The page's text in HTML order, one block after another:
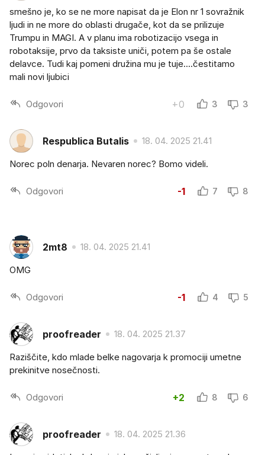
smešno je, ko se ne more napisat da je Elon nr 1 sovražnik
ljudi in ne more do oblasti drugače, kot da se prilizuje
Trumpu in MAGI. A v planu ima robotizacijo vsega in
robotaksije, prvo da taksiste uniči, potem pa še ostale
delavce. Tudi kaj pomeni družina mu je tuje....čestitamo
mali novi ljubici
Odgovori +0 3 3
Respublica Butalis 18. 04. 2025 21.41
Norec poln denarja. Nevaren norec? Bomo videli.
Odgovori -1 7 8
2mt8 18. 04. 2025 21.41
OMG
Odgovori -1 4 5
proofreader 18. 04. 2025 21.37
Raziščite, kdo mlade belke nagovarja k promociji umetne
prekinitve nosečnosti.
Odgovori +2 8 6
proofreader 18. 04. 2025 21.36